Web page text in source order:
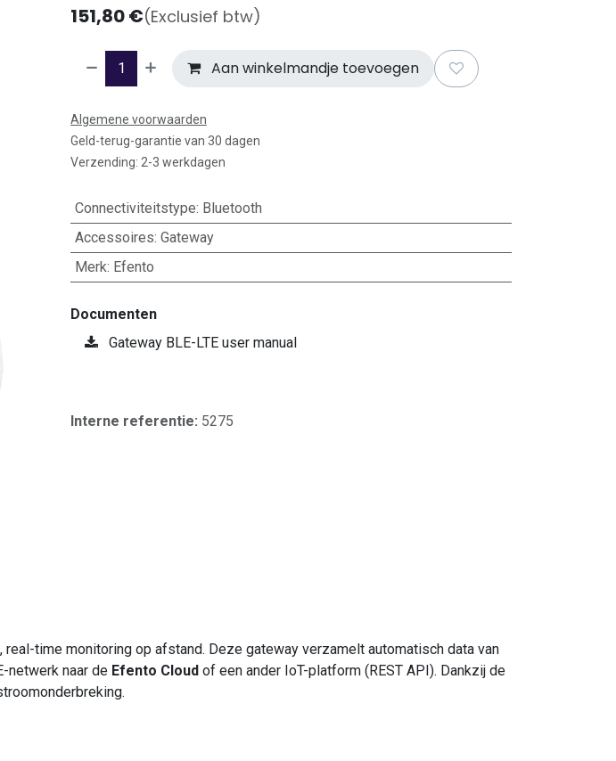
151,80€(Exclusief btw)
Aan winkelmandje toevoegen
Algemene voorwaarden
Geld-terug-garantie van 30 dagen
Verzending: 2-3 werkdagen
Connectiviteitstype: Bluetooth
Accessoires: Gateway
Merk: Efento
Documenten
Gateway BLE-LTE user manual
Interne referentie: 5275
time monitoring op afstand. Deze gateway verzamelt automatisch data van
netwerk naar de Efento Cloud of een ander IoT-platform (REST API). Dankzij de